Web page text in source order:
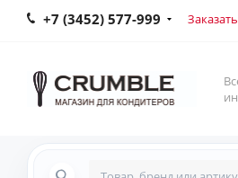
+7 (3452) 577-999